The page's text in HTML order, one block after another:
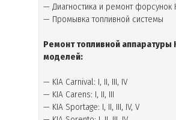
— Диагностика и ремонт форсунок
— Промывка топливной системы
Ремонт топливной аппаратуры
моделей:
— KIA Carnival: I, II, III, IV
— KIA Carens: I, II, III
— KIA Sportage: I, II, III, IV, V